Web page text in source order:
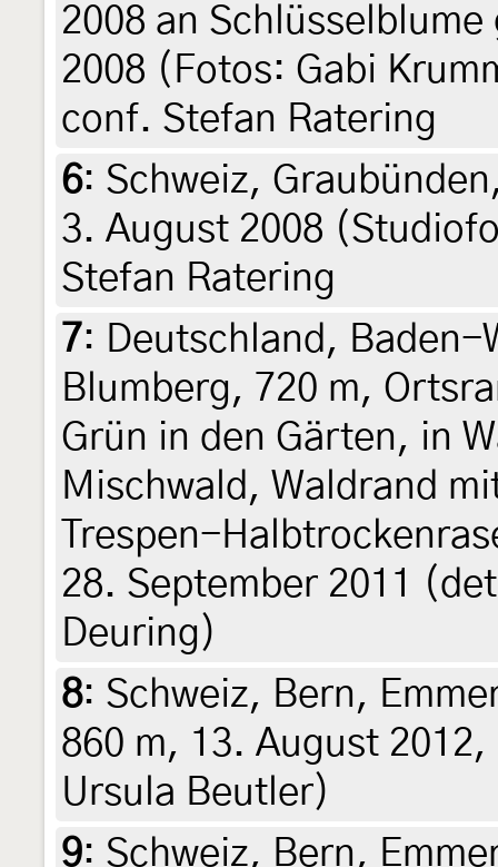
2008 an
2008 (Fotos: Gabi
conf. Stefan Ratering
6: Schweiz,
3. August 2008
Stefan Ratering
7: Deutschland, Baden-
Blumberg, 720 m,
Grün in den Gärten, in
Mischwald, Waldrand
Trespen-
28. September 2011
Deuring)
8: Schweiz, Bern,
860 m, 13. August
Ursula Beutler)
9: Schweiz, Bern,